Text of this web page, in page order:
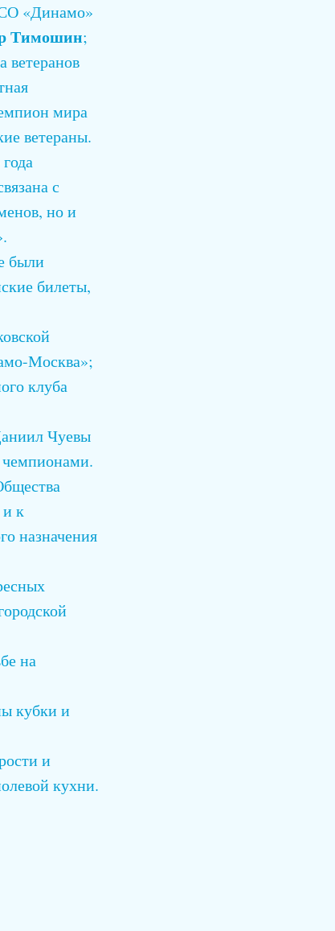
«Динамо»
Тимошин;
ветеранов
мира
ветераны.
с
но и
были
билеты,
Москва»;
клуба
Чуевы
к
назначения
на
кубки и
и
кухни.